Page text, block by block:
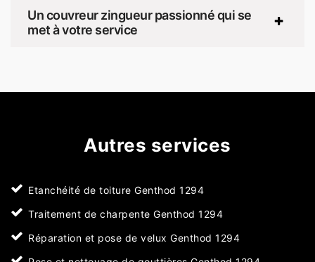
Un couvreur zingueur passionné qui se
met à votre service
Autres services
Etanchéité de toiture Genthod 1294
Traitement de charpente Genthod 1294
Réparation et pose de velux Genthod 1294